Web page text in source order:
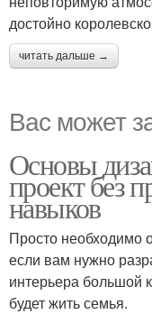
достойно
читать дальше →
Вас может
Основы
проект без
навыков
Просто необходимо
если вам нужно
интерьера большой
будет жить семья.